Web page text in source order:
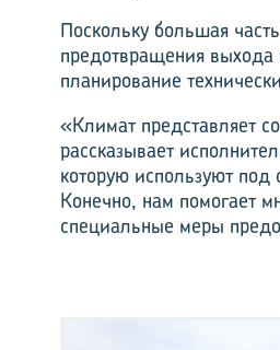
Поскольку большая
предотвращения выхода
планирование
«Климат представляет
рассказывает
которую используют под
Конечно, нам помогает
специальные меры